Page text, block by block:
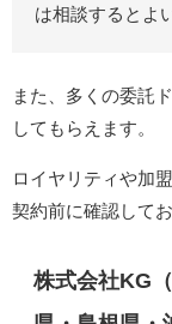
は相談するとよ
また、多くの委託
してもらえます。
ロイヤリティや加
契約前に確認して
株式会社KG